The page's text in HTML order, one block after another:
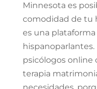
Minnesota es
comodidad de tu
es una
psicólogos online
terapia